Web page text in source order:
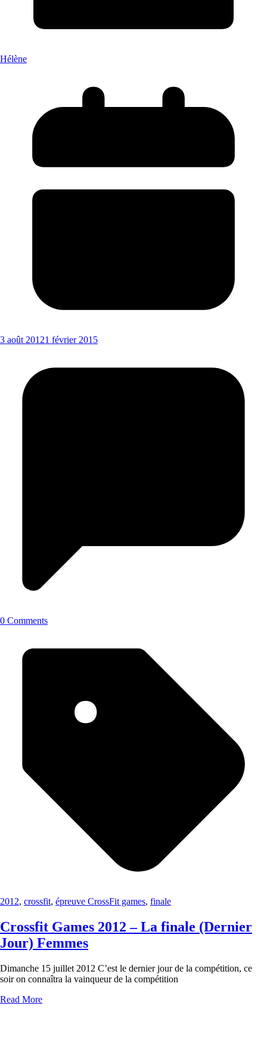
Hélène
3 août 20121 février 2015
0 Comments
2012, crossfit, épreuve CrossFit games, finale
Crossfit Games 2012 – La finale (Dernier
Jour) Femmes
Dimanche 15 juillet 2012 C’est le dernier jour de la compétition, ce
soir on connaîtra la vainqueur de la compétition
Read More